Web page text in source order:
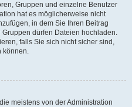
Gruppen und einzelne Benutzer
hat es möglicherweise nicht
in dem Sie Ihren Beitrag
dürfen Dateien hochladen.
falls Sie sich nicht sicher sind,
können.
meistens von der Administration